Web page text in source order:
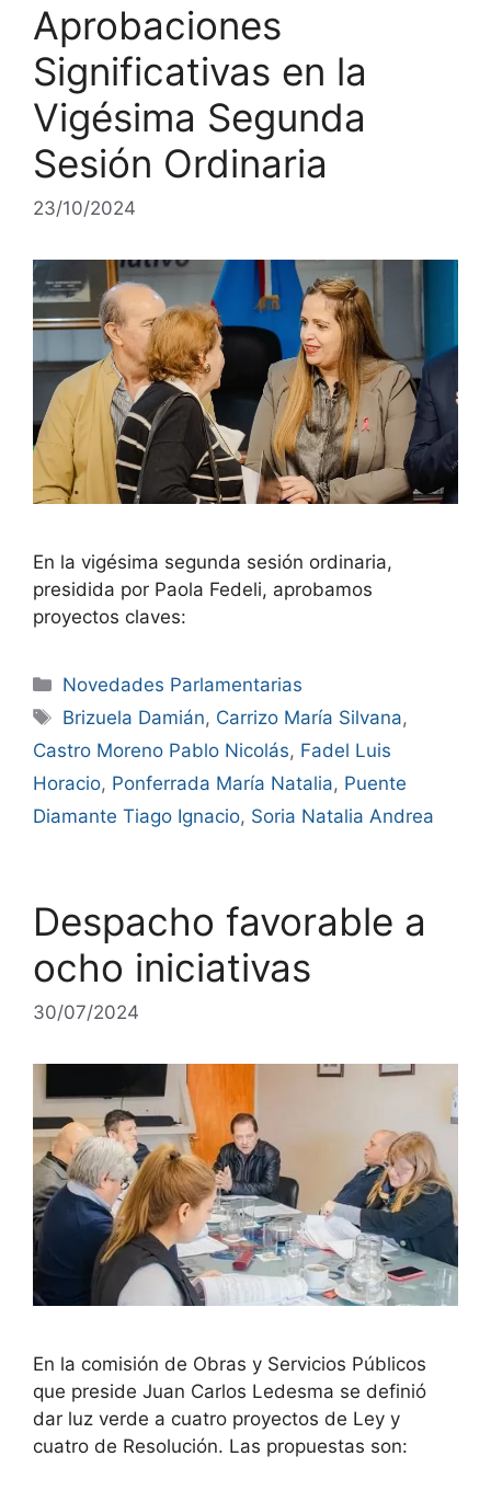
Aprobaciones
Significativas en la
Vigésima Segunda
Sesión Ordinaria
23/10/2024
En la vigésima segunda sesión ordinaria,
presidida por Paola Fedeli, aprobamos
proyectos claves:
Novedades Parlamentarias
Brizuela Damián, Carrizo María Silvana,
Castro Moreno Pablo Nicolás, Fadel Luis
Horacio, Ponferrada María Natalia, Puente
Diamante Tiago Ignacio, Soria Natalia Andrea
Despacho favorable a
ocho iniciativas
30/07/2024
En la comisión de Obras y Servicios Públicos
que preside Juan Carlos Ledesma se definió
dar luz verde a cuatro proyectos de Ley y
cuatro de Resolución. Las propuestas son: